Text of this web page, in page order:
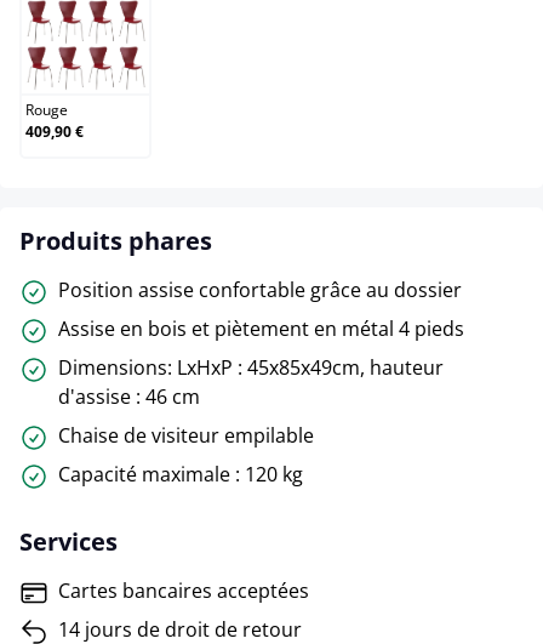
Rouge
Rouge
409,90 €
Produits phares
Position assise confortable grâce au dossier
Assise en bois et piètement en métal 4 pieds
Dimensions: LxHxP : 45x85x49cm, hauteur
d'assise : 46 cm
Chaise de visiteur empilable
Capacité maximale : 120 kg
Services
Cartes bancaires acceptées
14 jours de droit de retour